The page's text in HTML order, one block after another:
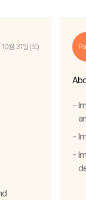
10월 31일 (토)